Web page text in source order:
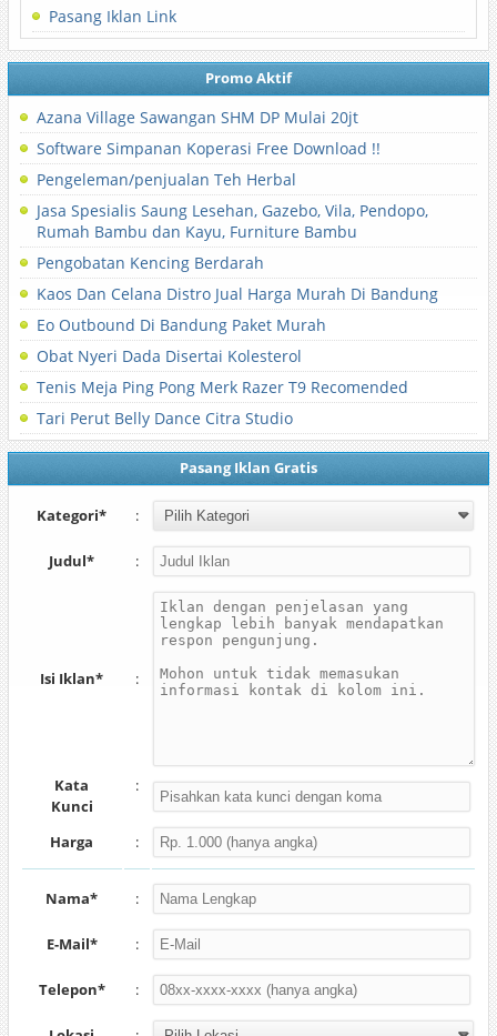
Pasang Iklan Link
Promo Aktif
Azana Village Sawangan SHM DP Mulai 20jt
Software Simpanan Koperasi Free Download !!
Pengeleman/penjualan Teh Herbal
Jasa Spesialis Saung Lesehan, Gazebo, Vila, Pendopo,
Rumah Bambu dan Kayu, Furniture Bambu
Pengobatan Kencing Berdarah
Kaos Dan Celana Distro Jual Harga Murah Di Bandung
Eo Outbound Di Bandung Paket Murah
Obat Nyeri Dada Disertai Kolesterol
Tenis Meja Ping Pong Merk Razer T9 Recomended
Tari Perut Belly Dance Citra Studio
Pasang Iklan Gratis
Kategori* :
Judul* :
Isi Iklan* :
Kata
Kunci
:
Harga :
Nama* :
E-Mail* :
Telepon* :